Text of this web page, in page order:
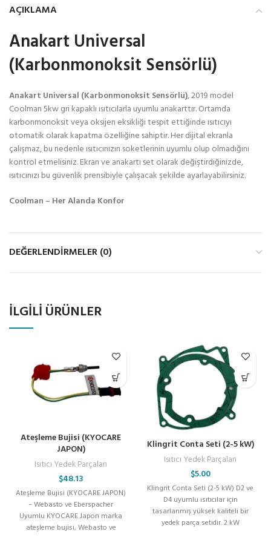
AÇIKLAMA
Anakart Universal
(Karbonmonoksit Sensörlü)
Anakart Universal (Karbonmonoksit Sensörlü), 2019 model
Coolman 5kw gri kapaklı ısıtıcılarla uyumlu anakarttır. Ortamda
karbonmonoksit veya oksijen eksikliği tespit ettiğinde ısıtıcıyı
otomatik olarak kapatma özelliğine sahiptir. Her dijital ekranla
çalışmaz, bu nedenle ısıtıcınızın soketlerinin uyumlu olup olmadığını
kontrol etmelisiniz. Ekran ve anakartı set olarak değiştirdiğinizde,
ısıtıcınızı bu güvenlik prensibiyle çalışacak şekilde ayarlayabilirsiniz.
Coolman – Her Alanda Konfor
DEĞERLENDIRMELER (0)
İLGILI ÜRÜNLER
Ateşleme Bujisi (KYOCARE
JAPON)
Isıtıcı Yedek Parçaları
$48.13
Ateşleme Bujisi (KYOCARE JAPON)
– Webasto ve Eberspacher
Uyumlu KYOCARE Japon marka
ateşleme bujisi, Webasto ve
Klingrit Conta Seti (2-5 kW)
Isıtıcı Yedek Parçaları
$5.00
Klingrit Conta Seti (2-5 kW) D2 ve
D4 uyumlu ısıtıcılar için
tasarlanmış yüksek kaliteli bir
yedek parça setidir. 2 kW